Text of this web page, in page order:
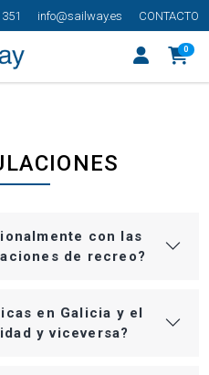
info@sailway.es CONTACTO
0
con las
de recreo?
en Galicia y el
y viceversa?